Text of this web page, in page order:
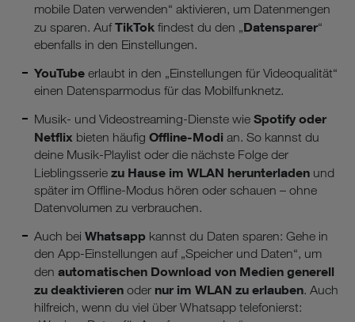
mobile Daten verwenden“ aktivieren, um Datenmengen
zu sparen. AufTikTok findest du den „Datensparer“
ebenfalls in den Einstellungen.
YouTube erlaubt in den „Einstellungen für Videoqualität“
einen Datensparmodus für das Mobilfunknetz.
Musik- und Videostreaming-Dienste wie Spotify oder
Netflix bieten häufig Offline-Modi an. So kannst du
deine Musik-Playlist oder die nächste Folge der
Lieblingsserie zu Hause im WLAN herunterladen und
später im Offline-Modus hören oder schauen – ohne
Datenvolumen zu verbrauchen.
Auch bei Whatsapp kannst du Daten sparen: Gehe in
den App-Einstellungen auf „Speicher und Daten“, um
den automatischen Download von Medien generell
zu deaktivieren oder nur im WLAN zu erlauben. Auch
hilfreich, wenn du viel über Whatsapp telefonierst: